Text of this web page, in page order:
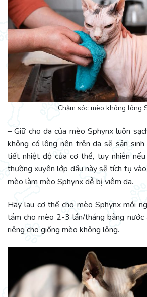
Chăm sóc mèo không lông
– Giữ cho da của mèo Sphynx luôn
không có lông nên trên da sẽ sản
tiết nhiệt độ của cơ thể, tuy nhiên
thường xuyên lớp dầu này sễ tích tụ
mèo làm mèo Sphynx dễ bị viêm da.
Hãy lau cơ thể cho mèo Sphynx mỗi
tắm cho mèo 2-3 lần/tháng bằng nước
riêng cho giống mèo không lông.